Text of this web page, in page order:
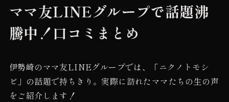
ママ友LINEグループで話題沸
騰中！口コミまとめ
伊勢崎のママ友LINEグループでは、「ニクノトモシ
ビ」の話題で持ちきり。実際に訪れたママたちの生の声
をご紹介します！